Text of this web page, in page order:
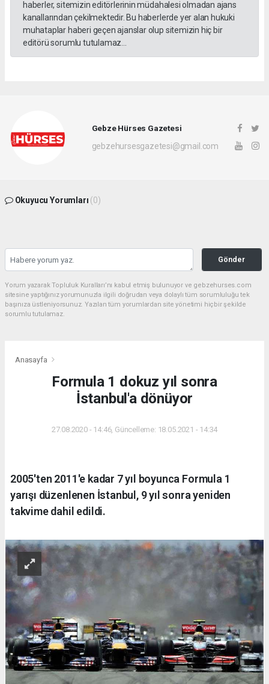
haberler, sitemizin editörlerinin müdahalesi olmadan ajans
kanallarından çekilmektedir. Bu haberlerde yer alan hukuki
muhataplar haberi geçen ajanslar olup sitemizin hiç bir
editörü sorumlu tutulamaz...
Gebze Hürses Gazetesi
gebzehursesgazetesi@gmail.com
Okuyucu Yorumları (0)
Gönder
Yorum yazarak Topluluk Kuralları’nı kabul etmiş bulunuyor ve gebzehurses.com
sitesine yaptığınız yorumunuzla ilgili doğrudan veya dolaylı tüm sorumluluğu tek
başınıza üstleniyorsunuz. Yazılan tüm yorumlardan site yönetimi hiçbir şekilde
sorumlu tutulamaz.
Anasayfa
Formula 1 dokuz yıl sonra
İstanbul'a dönüyor
27.08.2020 - 14:46, Güncelleme: 18.05.2021 - 14:34
2005'ten 2011'e kadar 7 yıl boyunca Formula 1
yarışı düzenlenen İstanbul, 9 yıl sonra yeniden
takvime dahil edildi.